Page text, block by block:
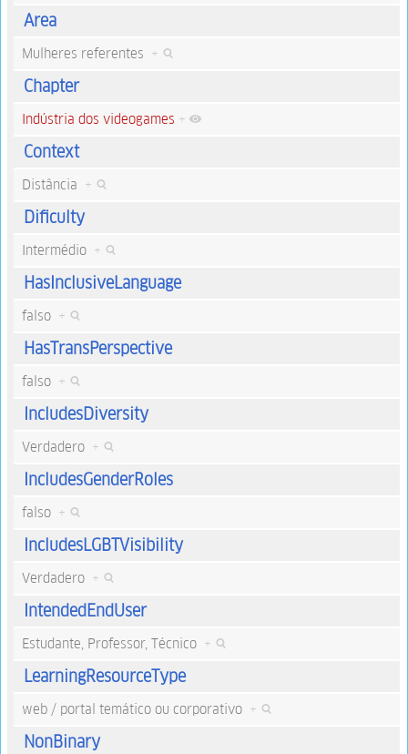
Area
Mulheres referentes +
Chapter
Indústria dos videogames +
Context
Distância +
Dificulty
Intermédio +
HasInclusiveLanguage
falso +
HasTransPerspective
falso +
IncludesDiversity
Verdadero +
IncludesGenderRoles
falso +
IncludesLGBTVisibility
Verdadero +
IntendedEndUser
Estudante, Professor, Técnico +
LearningResourceType
web / portal temático ou corporativo +
NonBinary